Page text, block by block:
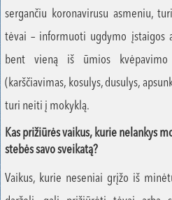
sergančiu koronavirusu asmeniu,
tėvai – informuoti ugdymo įstaigos
bent vieną iš ūmios
(karščiavimas, kosulys, dusulys,
turi neiti į mokyklą.
Kas prižiūrės vaikus, kurie nelankys
stebės savo sveikatą?
Vaikus, kurie neseniai grįžo iš